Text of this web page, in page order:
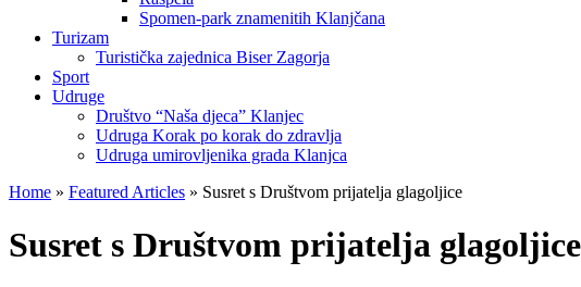
Spomen-park znamenitih Klanjčana
Turizam
Turistička zajednica Biser Zagorja
Sport
Udruge
Društvo “Naša djeca” Klanjec
Udruga Korak po korak do zdravlja
Udruga umirovljenika grada Klanjca
Home » Featured Articles » Susret s Društvom prijatelja glagoljice
Susret s Društvom prijatelja glagoljice